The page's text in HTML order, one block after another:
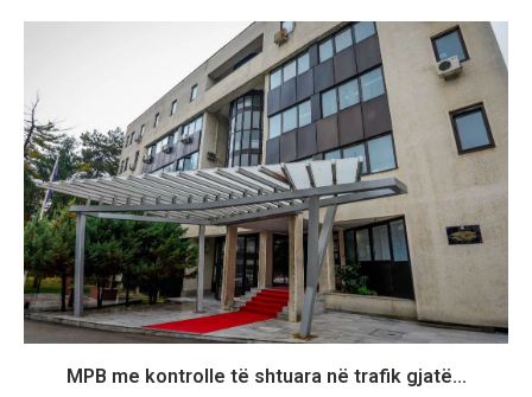
MPB me kontrolle të shtuara në trafik gjatë...